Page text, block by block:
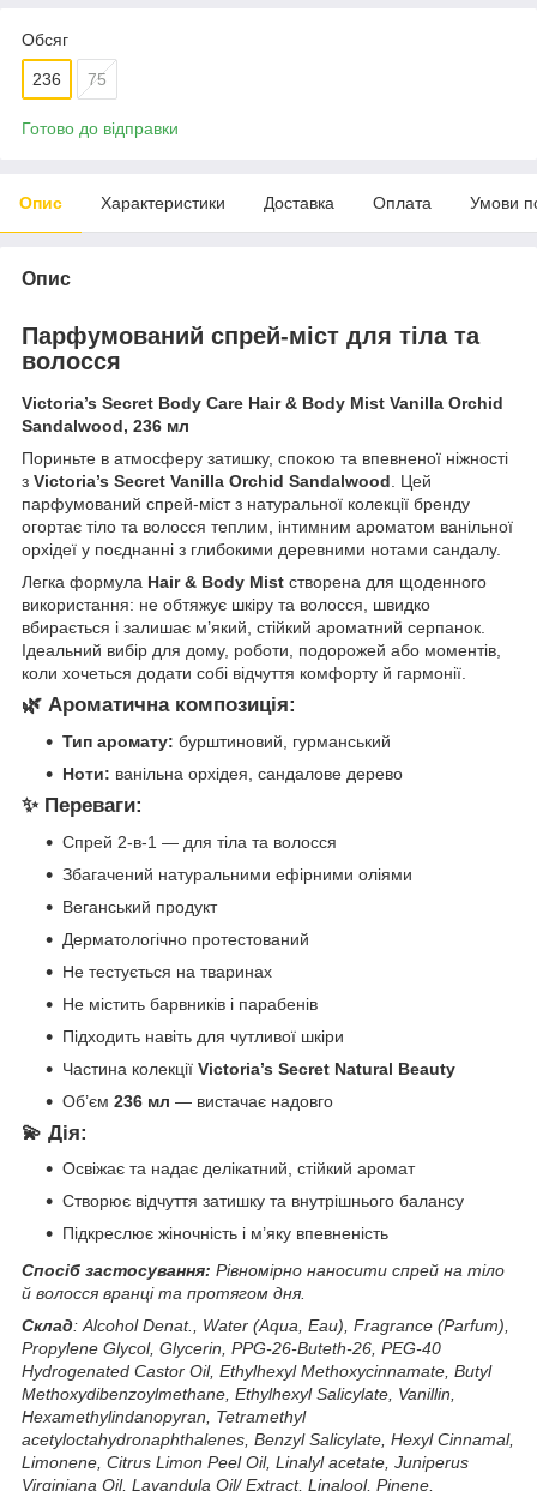
Обсяг
236 75
Готово до відправки
Опис Характеристики Доставка Оплата Умови
Опис
Парфумований спрей-міст для тіла та
волосся
Victoria’s Secret Body Care Hair & Body Mist Vanilla Orchid
Sandalwood, 236 мл
Пориньте в атмосферу затишку, спокою та впевненої ніжності
з Victoria’s Secret Vanilla Orchid Sandalwood. Цей
парфумований спрей-міст з натуральної колекції бренду
огортає тіло та волосся теплим, інтимним ароматом ванільної
орхідеї у поєднанні з глибокими деревними нотами сандалу.
Легка формула Hair & Body Mist створена для щоденного
використання: не обтяжує шкіру та волосся, швидко
вбирається і залишає м’який, стійкий ароматний серпанок.
Ідеальний вибір для дому, роботи, подорожей або моментів,
коли хочеться додати собі відчуття комфорту й гармонії.
🌿 Ароматична композиція:
Тип аромату: бурштиновий, гурманський
Ноти: ванільна орхідея, сандалове дерево
✨ Переваги:
Спрей 2-в-1 — для тіла та волосся
Збагачений натуральними ефірними оліями
Веганський продукт
Дерматологічно протестований
Не тестується на тваринах
Не містить барвників і парабенів
Підходить навіть для чутливої шкіри
Частина колекції Victoria’s Secret Natural Beauty
Об’єм 236 мл — вистачає надовго
💫 Дія:
Освіжає та надає делікатний, стійкий аромат
Створює відчуття затишку та внутрішнього балансу
Підкреслює жіночність і м’яку впевненість
Спосіб застосування: Рівномірно наносити спрей на тіло
й волосся вранці та протягом дня.
Склад: Alcohol Denat., Water (Aqua, Eau), Fragrance (Parfum),
Propylene Glycol, Glycerin, PPG-26-Buteth-26, PEG-40
Hydrogenated Castor Oil, Ethylhexyl Methoxycinnamate, Butyl
Methoxydibenzoylmethane, Ethylhexyl Salicylate, Vanillin,
Hexamethylindanopyran, Tetramethyl
acetyloctahydronaphthalenes, Benzyl Salicylate, Hexyl Cinnamal,
Limonene, Citrus Limon Peel Oil, Linalyl acetate, Juniperus
Virginiana Oil, Lavandula Oil/ Extract, Linalool, Pinene,